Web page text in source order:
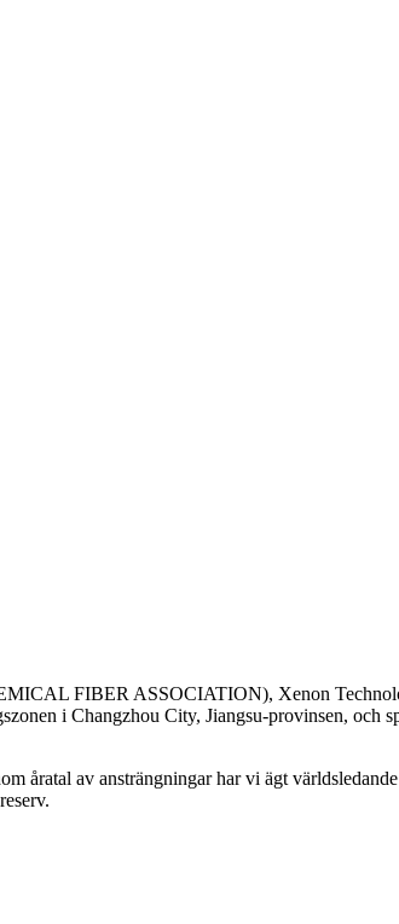
FIBER ASSOCIATION), Xenon
i Changzhou City, Jiangsu-provinsen,
åratal av ansträngningar har vi ägt